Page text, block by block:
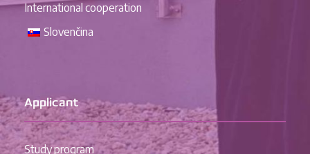
International cooperation
Slovenčina
Applicant
Study program